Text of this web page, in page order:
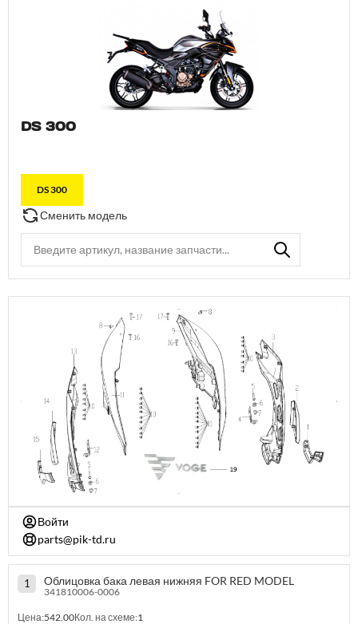
DS 300
DS 300
Сменить модель
Войти
parts@pik-td.ru
1 Облицовка бака левая нижняя FOR RED MODEL
341810006-0006
Цена:542.00Кол. на схеме:1